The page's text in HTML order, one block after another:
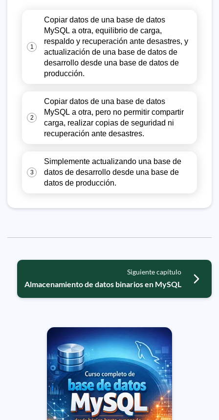
1
Copiar datos de una base de datos
MySQL a otra, equilibrio de carga,
respaldo y recuperación ante desastres, y
actualización de una base de datos de
desarrollo desde una base de datos de
producción.
2
Copiar datos de una base de datos
MySQL a otra, pero no permitir compartir
carga, realizar copias de seguridad ni
recuperación ante desastres.
3
Simplemente actualizando una base de
datos de desarrollo desde una base de
datos de producción.
Siguiente capítulo
Almacenamiento de datos binarios en MySQL